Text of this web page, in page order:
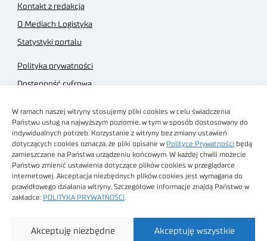
W ramach naszej witryny stosujemy pliki cookies w celu świadczenia
Państwu usług na najwyższym poziomie, w tym w sposób dostosowany do
indywidualnych potrzeb. Korzystanie z witryny bez zmiany ustawień
dotyczących cookies oznacza, że pliki opisane w Polityce Prywatności będą
zamieszczane na Państwa urządzeniu końcowym. W każdej chwili możecie
Państwo zmienić ustawienia dotyczące plików cookies w przeglądarce
internetowej. Akceptacja niezbędnych plików cookies jest wymagana do
prawidłowego działania witryny. Szczegółowe informacje znajdą Państwo w
zakładce: POLITYKA PRYWATNOŚCI
Akceptuję wszystkie
Akceptuję niezbędne
Kontakt z redakcją
O Mediach Logistyka
Statystyki portalu
Polityka prywatności
Dostępność cyfrowa
Regulamin sklepu
Obrazy stockowe
autorstwa
Technologiczny